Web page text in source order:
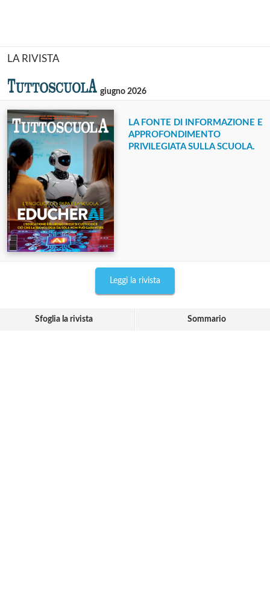
LA RIVISTA
giugno 2026
LA FONTE DI INFORMAZIONE E
APPROFONDIMENTO
PRIVILEGIATA SULLA SCUOLA.
Leggi la rivista
Sfoglia la rivista Sommario